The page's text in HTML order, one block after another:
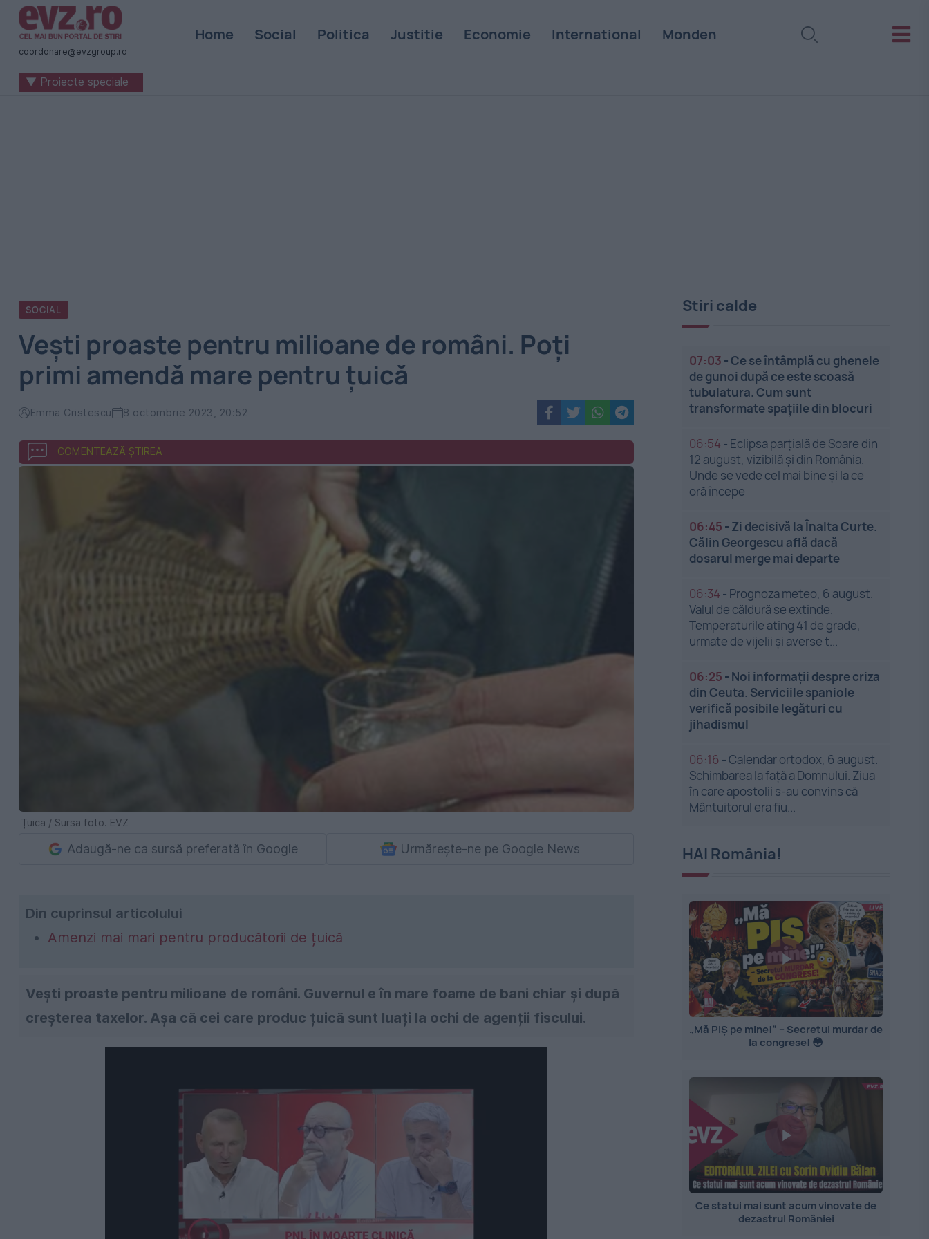
Știri
naționale
internaționale
coordonare@evzgroup.ro
Home Social Politica Justitie Economie International Monden
▼ Proiecte speciale
SOCIAL
Vești proaste pentru milioane de români. Poți
primi amendă mare pentru țuică
Emma Cristescu 8 octombrie 2023, 20:52
COMENTEAZĂ ȘTIREA
Țuica / Sursa foto. EVZ
Adaugă-ne ca sursă preferată în Google Urmărește-ne pe Google News
Din cuprinsul articolului
Amenzi mai mari pentru producătorii de țuică
Vești proaste pentru milioane de români. Guvernul e în mare foame de bani chiar și după
creșterea taxelor. Așa că cei care produc țuică sunt luați la ochi de agenții fiscului.
Stiri calde
07:03 -Ce se întâmplă cu ghenele
de gunoi după ce este scoasă
tubulatura. Cum sunt
transformate spațiile din blocuri
06:54 - Eclipsa parțială de Soare din
12 august, vizibilă și din România.
Unde se vede cel mai bine și la ce
oră începe
06:45 - Zi decisivă la Înalta Curte.
Călin Georgescu află dacă
dosarul merge mai departe
06:34 - Prognoza meteo, 6 august.
Valul de căldură se extinde.
Temperaturile ating 41 de grade,
urmate de vijelii și averse t...
06:25 - Noi informații despre criza
din Ceuta. Serviciile spaniole
verifică posibile legături cu
jihadismul
06:16 -Calendar ortodox, 6 august.
Schimbarea la față a Domnului. Ziua
în care apostolii s-au convins că
Mântuitorul era fiu...
HAI România!
„Mă PIȘ pe mine!” – Secretul murdar de
la congrese! 😳
Ce statui mai sunt acum vinovate de
dezastrul României